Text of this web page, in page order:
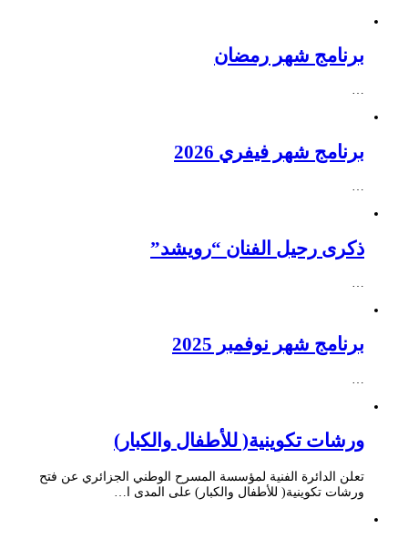
برنامج شهر رمضان
…
برنامج شهر فيفري 2026
…
ذكرى رحيل الفنان “رويشد”
…
برنامج شهر نوفمبر 2025
ورشات تكوينية( للأطفال والكبار)
تعلن الدائرة الفنية لمؤسسة المسرح الوطني الجزائري عن فتح
ورشات تكوينية( للأطفال والكبار) على المدى ا…